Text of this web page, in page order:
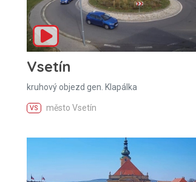
Vsetín
kruhový objezd gen. Klapálka
VS město Vsetín